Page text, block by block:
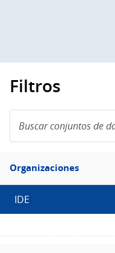
Filtros
conjuntos
de
Filtro
Organizaciones
Organizaciones
IDE